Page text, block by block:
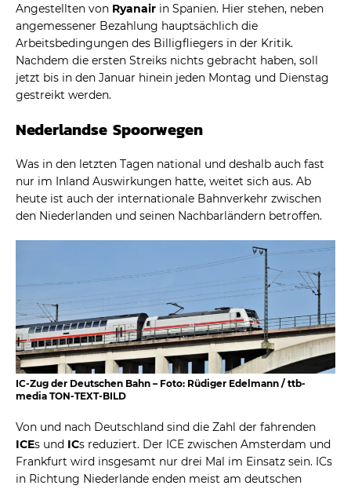
Angestellten von Ryanair in Spanien. Hier stehen, neben
angemessener Bezahlung hauptsächlich die
Arbeitsbedingungen des Billigfliegers in der Kritik.
Nachdem die ersten Streiks nichts gebracht haben, soll
jetzt bis in den Januar hinein jeden Montag und Dienstag
gestreikt werden.
Nederlandse Spoorwegen
Was in den letzten Tagen national und deshalb auch fast
nur im Inland Auswirkungen hatte, weitet sich aus. Ab
heute ist auch der internationale Bahnverkehr zwischen
den Niederlanden und seinen Nachbarländern betroffen.
IC-Zug der Deutschen Bahn – Foto: Rüdiger Edelmann / ttb-
media TON-TEXT-BILD
Von und nach Deutschland sind die Zahl der fahrenden
ICEs und ICs reduziert. Der ICE zwischen Amsterdam und
Frankfurt wird insgesamt nur drei Mal im Einsatz sein. ICs
in Richtung Niederlande enden meist am deutschen